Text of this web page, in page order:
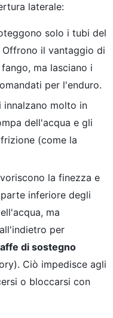
laterale:
solo i tubi del
il vantaggio di
ma lasciano i
per l'enduro.
innalzano molto in
dell'acqua e gli
(come la
la finezza e
inferiore degli
ma
per
di sostegno
Ciò impedisce agli
o bloccarsi con